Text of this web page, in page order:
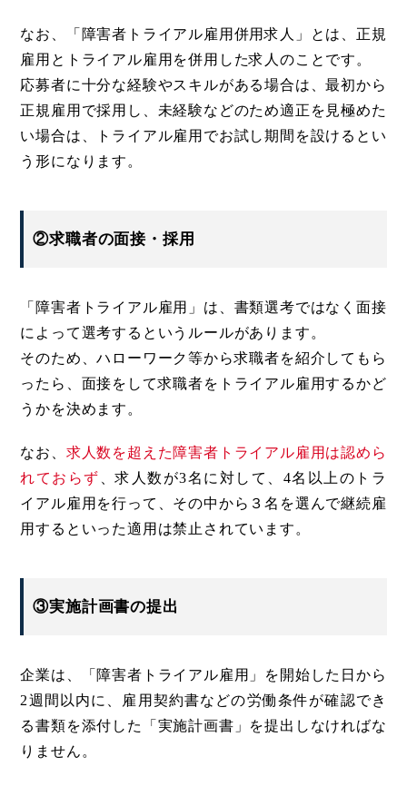
なお、「障害者トライアル雇用併用求人」とは、正規
雇用とトライアル雇用を併用した求人のことです。
応募者に十分な経験やスキルがある場合は、最初から
正規雇用で採用し、未経験などのため適正を見極めた
い場合は、トライアル雇用でお試し期間を設けるとい
う形になります。
②求職者の面接・採用
「障害者トライアル雇用」は、書類選考ではなく面接
によって選考するというルールがあります。
そのため、ハローワーク等から求職者を紹介してもら
ったら、面接をして求職者をトライアル雇用するかど
うかを決めます。
なお、 求人数を超えた障害者トライアル雇用は認めら
れておらず
、求人数が3名に対して、4名以上のトラ
イアル雇用を行って、その中から３名を選んで継続雇
用するといった適用は禁止されています。
③実施計画書の提出
企業は、「障害者トライアル雇用」を開始した日から
2週間以内に、雇用契約書などの労働条件が確認でき
る書類を添付した「実施計画書」を提出しなければな
りません。